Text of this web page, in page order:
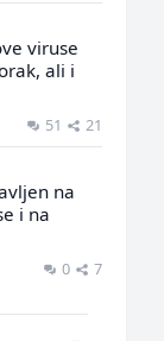
viruse
ali i
51 21
na
i na
0 7